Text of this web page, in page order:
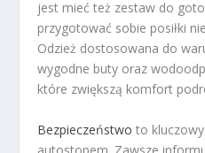
jest mieć też zestaw do
przygotować sobie posiłki
Odzież dostosowana do
wygodne buty oraz
które zwiększą komfort
Bezpieczeństwo to